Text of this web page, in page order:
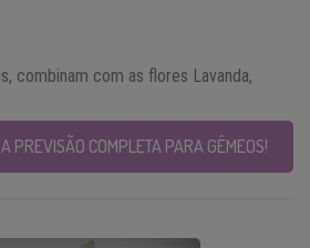
combinam com as flores Lavanda,
PREVISÃO COMPLETA PARA GÊMEOS!